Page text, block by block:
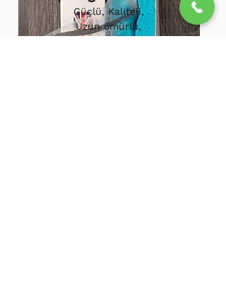
Güçlü, Kaliteli,
Uzun ömürlü,